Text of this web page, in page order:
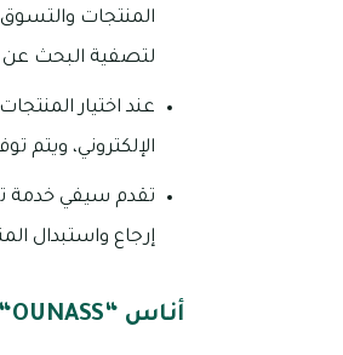
المنتجات
لتصفية البحث عن
عند اختيار
الإلكتروني، ويتم
تقدم سيفي خدمة
إرجاع واستبدال
أناس “OUNASS“